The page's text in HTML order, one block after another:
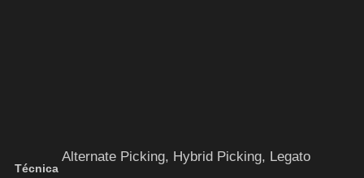
Técnica
Alternate Picking, Hybrid Picking, Legato